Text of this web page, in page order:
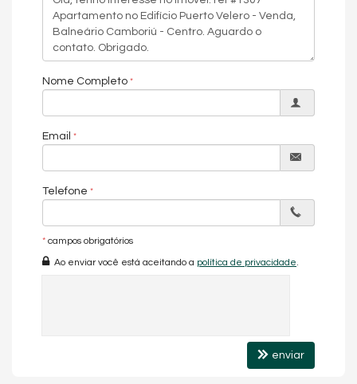
Características do Imóvel
Ar Condicionado
Vista Panorâmica
Área de Serviço
Sala de Estar
Cozinha
Lavabo
Sala de TV
Características do Empreendimento
Sala de Jogos
Cinema
Piscina
Espaço Gourmet
Nome Completo
Email
Telefone
* campos obrigatórios
Ao enviar você está aceitando a política de privacidade
enviar